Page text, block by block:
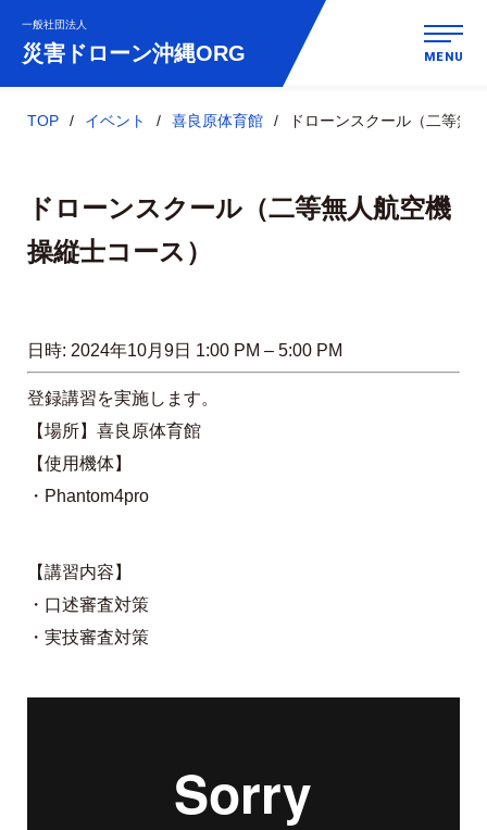
一般社団法人
災害ドローン沖縄ORG MENU
TOP イベント 喜良原体育館 ドローンスクール（二等無
ドローンスクール（二等無人航空機
操縦士コース）
日時: 2024年10月9日 1:00 PM – 5:00 PM
登録講習を実施します。
【場所】喜良原体育館
【使用機体】
・Phantom4pro
【講習内容】
・口述審査対策
・実技審査対策